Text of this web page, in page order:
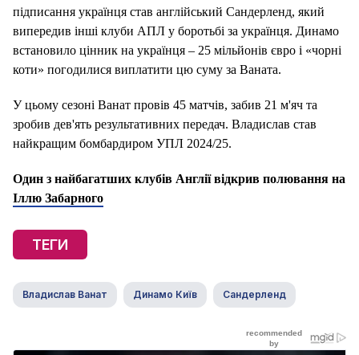
підписання українця став англійський Сандерленд, який
випередив інші клуби АПЛ у боротьбі за українця. Динамо
встановило цінник на українця – 25 мільйонів євро і «чорні
коти» погодилися виплатити цю суму за Ваната.
У цьому сезоні Ванат провів 45 матчів, забив 21 м'яч та
зробив дев'ять результативних передач. Владислав став
найкращим бомбардиром УПЛ 2024/25.
Один з найбагатших клубів Англії відкрив полювання на
Іллю Забарного
ТЕГИ
Владислав Ванат Динамо Київ Сандерленд